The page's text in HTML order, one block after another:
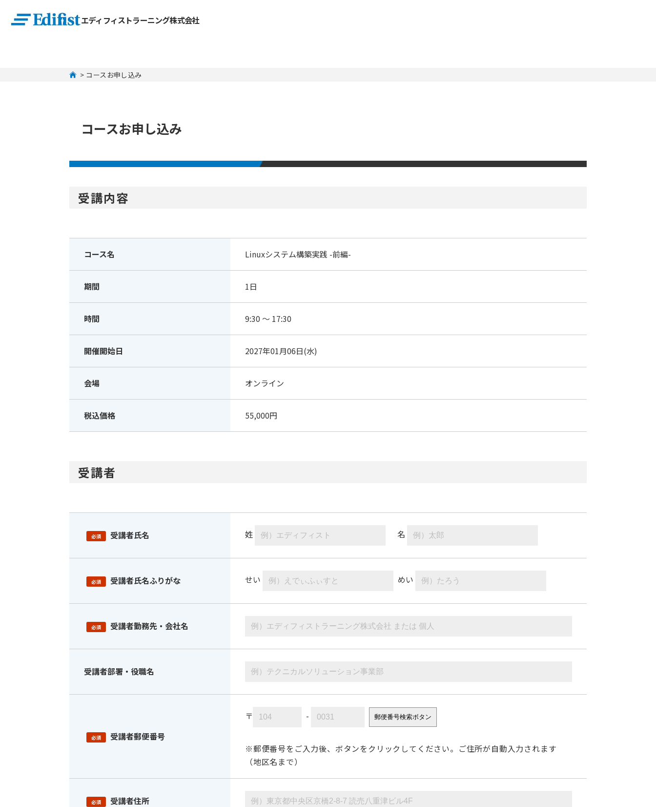
エディフィストラーニング株式会社
> コースお申し込み
コースお申し込み
受講内容
コース名 Linuxシステム構築実践 -前編-
期間 1日
時間 9:30 ～ 17:30
開催開始日 2027年01月06日(水)
会場 オンライン
税込価格 55,000円
受講者
必須 受講者氏名 姓 名
必須 受講者氏名ふりがな せい めい
必須 受講者勤務先・会社名
受講者部署・役職名
必須 受講者郵便番号
〒 - 郵便番号検索ボタン
※郵便番号をご入力後、ボタンをクリックしてください。ご住所が自動入力されます
（地区名まで）
必須 受講者住所